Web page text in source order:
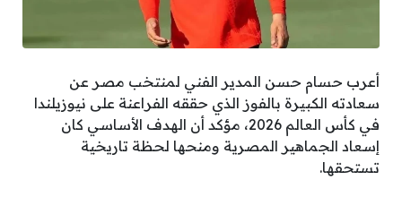
أعرب حسام حسن المدير الفني لمنتخب مصر عن
سعادته الكبيرة بالفوز الذي حققه الفراعنة على نيوزيلندا
في كأس العالم 2026، مؤكد أن الهدف الأساسي كان
إسعاد الجماهير المصرية ومنحها لحظة تاريخية
تستحقها.